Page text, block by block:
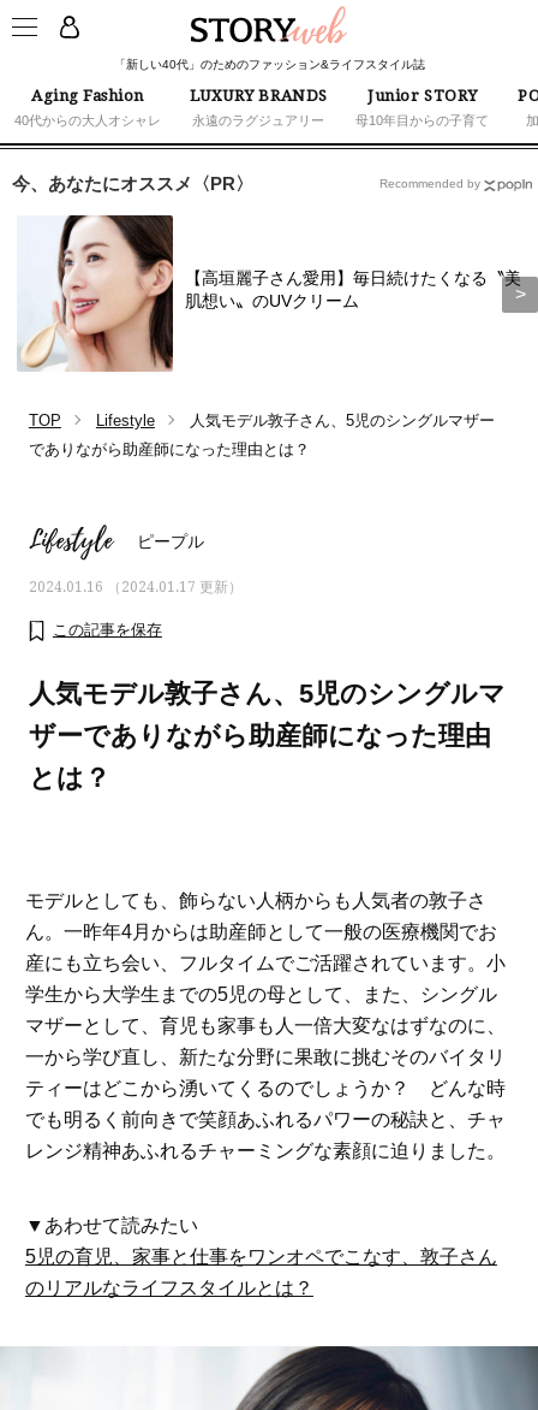
「新しい40代」のためのファッション&ライフスタイル誌
Aging Fashion
40代からの大人オシャレ
LUXURY BRANDS
永遠のラグジュアリー
Junior STORY
母10年目からの子育て
すす
ママとパパに贈る「ジェンダーレ
ス学」
人気の40代髪型・ヘア
タログ
今、あなたにオススメ〈PR〉
【高垣麗子さん愛用】毎日続けたくなる〝美
肌想い〟のUVクリーム
Recommended by
TOP Lifestyle
人気モデル敦子さん、5児のシングルマザー
でありながら助産師になった理由とは？
Lifestyle ピープル
2024.01.16 （2024.01.17 更新）
この記事を保存
人気モデル敦子さん、5児のシングルマ
ザーでありながら助産師になった理由
とは？
モデルとしても、飾らない人柄からも人気者の敦子さ
ん。一昨年4月からは助産師として一般の医療機関でお
産にも立ち会い、フルタイムでご活躍されています。小
学生から大学生までの5児の母として、また、シングル
マザーとして、育児も家事も人一倍大変なはずなのに、
一から学び直し、新たな分野に果敢に挑むそのバイタリ
ティーはどこから湧いてくるのでしょうか？ どんな時
でも明るく前向きで笑顔あふれるパワーの秘訣と、チャ
レンジ精神あふれるチャーミングな素顔に迫りました。
▼あわせて読みたい
5児の育児、家事と仕事をワンオペでこなす、敦子さん
のリアルなライフスタイルとは？